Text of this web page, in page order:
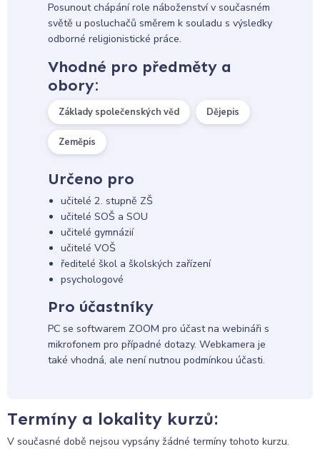
Posunout chápání role náboženství v současném
světě u posluchačů směrem k souladu s výsledky
odborné religionistické práce.
Vhodné pro předměty a
obory:
Základy společenských věd Dějepis
Zeměpis
Určeno pro
učitelé 2. stupně ZŠ
učitelé SOŠ a SOU
učitelé gymnázií
učitelé VOŠ
ředitelé škol a školských zařízení
psychologové
Pro účastníky
PC se softwarem ZOOM pro účast na webináři s
mikrofonem pro případné dotazy. Webkamera je
také vhodná, ale není nutnou podmínkou účasti.
Termíny a lokality kurzů:
V současné době nejsou vypsány žádné termíny tohoto kurzu.